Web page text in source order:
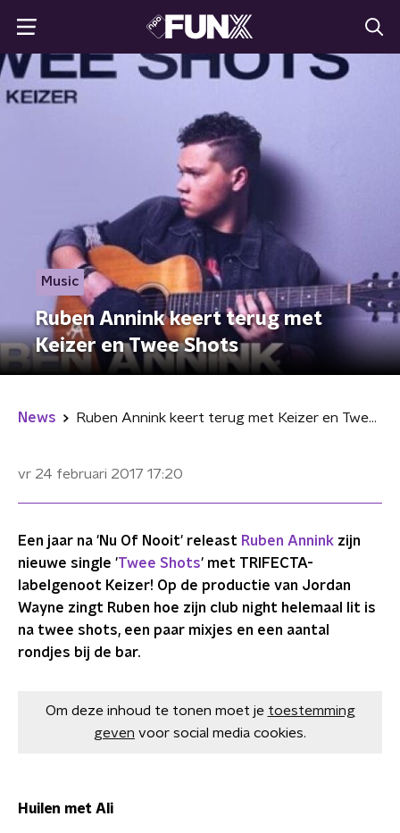
Music
Ruben Annink keert terug met
Keizer en Twee Shots
News Ruben Annink keert terug met Keizer en Twee Shots
vr 24 februari 2017 17:20
Een jaar na 'Nu Of Nooit' releast Ruben Annink zijn
nieuwe single 'Twee Shots' met TRIFECTA-
labelgenoot Keizer! Op de productie van Jordan
Wayne zingt Ruben hoe zijn club night helemaal lit is
na twee shots, een paar mixjes en een aantal
rondjes bij de bar.
Om deze inhoud te tonen moet je toestemming
geven voor social media cookies.
Huilen met Ali